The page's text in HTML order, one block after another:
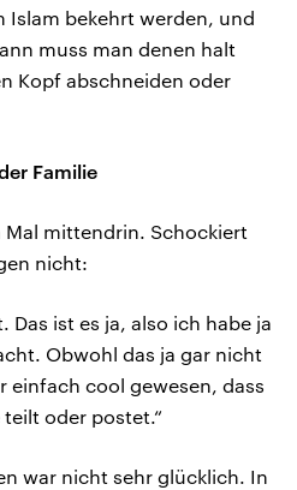
Islam bekehrt werden, und
muss man denen halt
Kopf abschneiden oder
Familie
Mal mittendrin. Schockiert
nicht:
Das ist es ja, also ich habe ja
Obwohl das ja gar nicht
einfach cool gewesen, dass
oder postet.“
war nicht sehr glücklich. In